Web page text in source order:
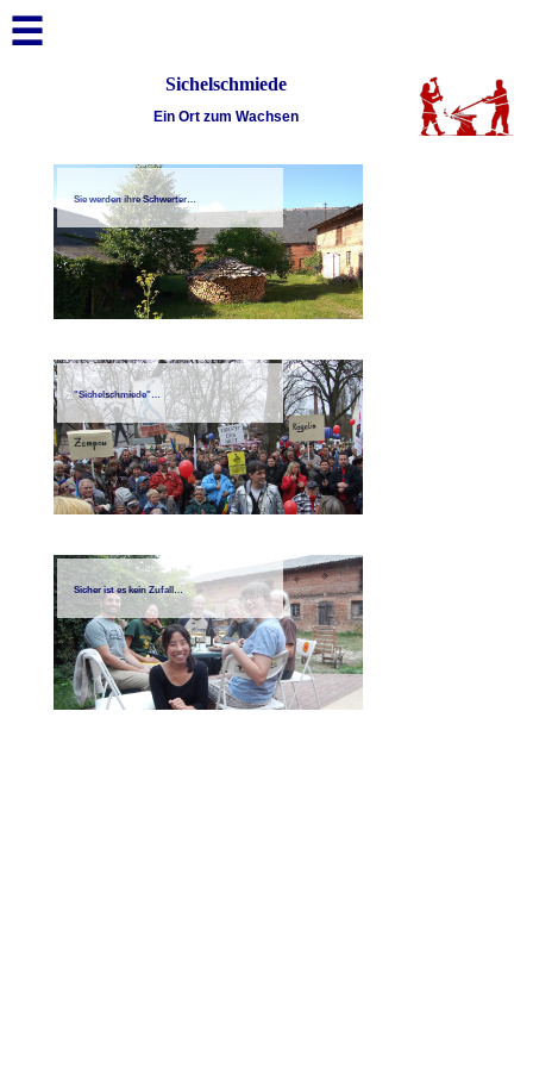
☰
☰
Sichelschmiede
Ein Ort zum Wachsen
Sie werden ihre Schwerter…
"Sichelschmiede"…
Sicher ist es kein Zufall…